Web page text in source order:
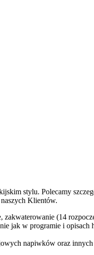
stylu. Polecamy
Klientów.
zakwaterowanie (14
jak w programie i
napiwków oraz